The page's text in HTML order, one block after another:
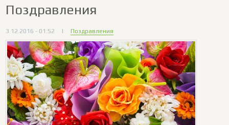
Поздравления
3.12.2016 - 01:52 | Поздравления